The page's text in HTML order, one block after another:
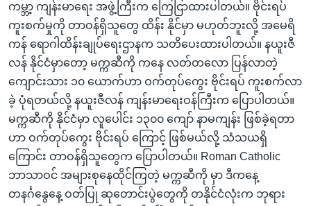
ရှာဖွေ
နေရာ
ကျော်
ရန်
ဘာသာစကားများ
ကမ္ဘာ့ ကျန်းမာရေး အဖွဲ့ကြီးက ကြေငြာထားပါတယ်။ ဗိုင်းရပ်
ကူးစက်မှုကို တာဝန်ရှိသူတွေ ထိန်း နိုင်မှာ မဟုတ်ဘူးလို့ အမေရိ
ကန် ရောဂါထိန်းချုပ်ရေးဌာနက သတိပေးထားပါတယ်။ နယူးဇီ
လန် နိုင်ငံမှာတော့ မက္ကဆီကို ကနေ လတ်တလော ပြန်လာတဲ့
ကျောင်းသား ၁၀ ယောက်ဟာ ဝက်တုပ်ကွေး ဗိုင်းရပ် ကူးစက်လာ
ခဲ့ ပုံရတယ်လို့ နယူးဇီလန် ကျန်းမာရေးဝန်ကြီးက ပြောပါတယ်။
မက္ကဆီကို နိုင်ငံမှာ လူပေါင်း ၁၃၀၀ ကျော် နာမကျန်း ဖြစ်ခဲ့ရတာ
ဟာ ဝက်တုပ်ကွေး ဗိုင်းရပ် ကြောင့် ဖြစ်မယ်လို့ သံသယရှိ
ကြောင်း တာဝန်ရှိသူတွေက ပြောပါတယ်။ Roman Catholic
ဘာသာဝင် အများစုနေထိုင်ကြတဲ့ မက္ကဆီကို မှာ ဒီကနေ့
တနင်္ဂနွေနေ့ ဝတ်ပြု ဆုတောင်းပွဲတွေကို တနိုင်ငံလုံးက ဘုရား